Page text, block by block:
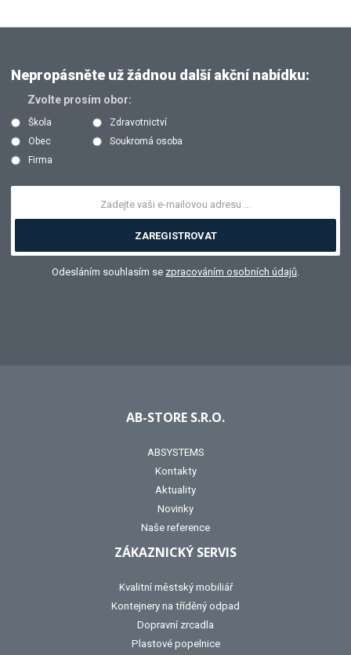
Nepropásněte už žádnou další akční nabídku:
Zvolte prosím obor:
Škola
Zdravotnictví
Obec
Soukromá osoba
Firma
ZAREGISTROVAT
Odesláním souhlasím se zpracováním osobních údajů
AB-STORE S.R.O.
ABSYSTEMS
Kontakty
Aktuality
Novinky
Naše reference
ZÁKAZNICKÝ SERVIS
Kvalitní městský mobiliář
Kontejnery na tříděný odpad
Dopravní zrcadla
Plastové popelnice